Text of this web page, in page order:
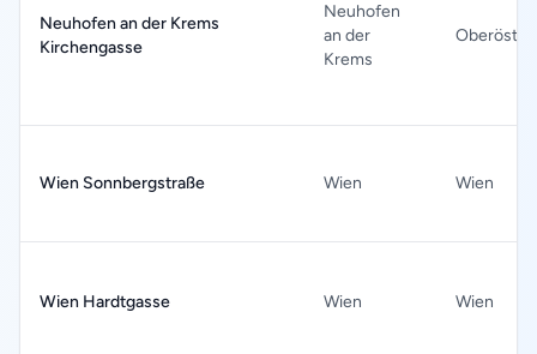
Neuhofen an der Krems
Kirchengasse
Neuhofen
an der
Krems
Wien Sonnbergstraße Wien Wien
Wien Hardtgasse Wien Wien